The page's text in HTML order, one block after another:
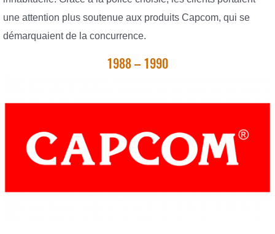
une attention plus soutenue aux produits Capcom, qui se
démarquaient de la concurrence.
1988 – 1990